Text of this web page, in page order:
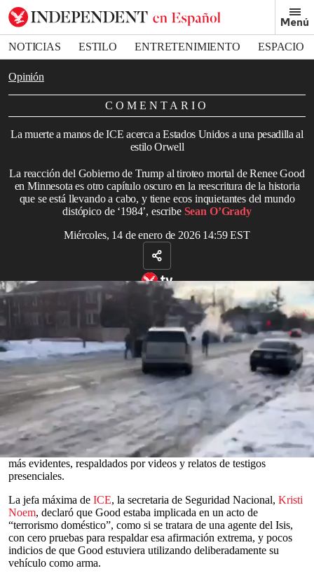
Menú
NOTICIAS ESTILO ENTRETENIMIENTO
ESPACIO
DEPORTES
Opinión
COMENTARIO
La muerte a manos de ICE acerca a Estados Unidos a una pesadilla al
estilo Orwell
La reacción del Gobierno de Trump al tiroteo mortal de Renee Good
en Minnesota es otro capítulo oscuro en la reescritura de la historia
que se está llevando a cabo, y tiene ecos inquietantes del mundo
distópico de ‘1984’, escribe Sean O’Grady
Miércoles, 14 de enero de 2026 14:59 EST
Bookmark popover
Removed from bookmarks
Close popover
seconds
seconds
Renee Good, mujer de Minneapolis, Minnesota, EE. UU., muerta
por disparos de un agente de ICE
Read in English
“Orwelliano” es una palabra que se utiliza demasiado, pero sin
duda hay algo bastante siniestro en la respuesta oficial altiroteo de
una civil,Renee Nicole Good, en Minneapolis
, Minnesota, EE.
UU., por un agente de ICE(Servicio de Inmigración y Control de
Aduanas de EE. UU.).
Obviamente, en tales circunstancias, siempre hay lugar para
discutir sobre lo que ocurrió y por qué, pero no sobre los hechos
más evidentes, respaldados por videos y relatos de testigos
presenciales.
La jefa máxima de ICE, la secretaria de Seguridad Nacional, Kristi
Noem, declaró que Good estaba implicada en un acto de
“terrorismo doméstico”, como si se tratara de una agente del Isis,
con cero pruebas para respaldar esa afirmación extrema, y pocos
indicios de que Good estuviera utilizando deliberadamente su
vehículo como arma.